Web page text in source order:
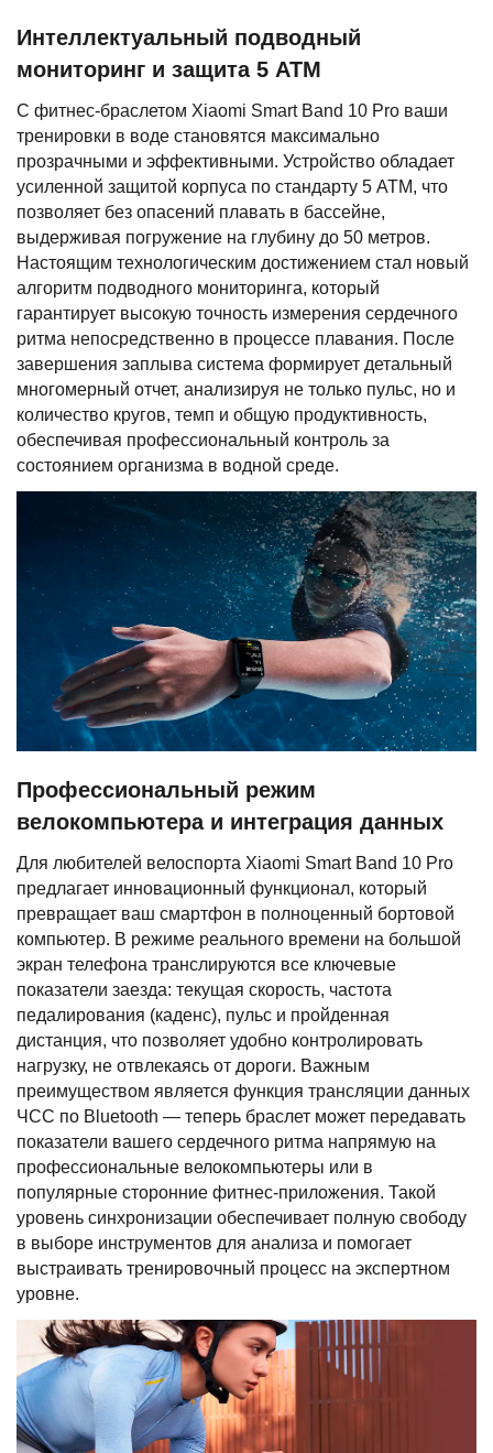
Интеллектуальный подводный
мониторинг и защита 5 ATM
С фитнес-браслетом Xiaomi Smart Band 10 Pro ваши
тренировки в воде становятся максимально
прозрачными и эффективными. Устройство обладает
усиленной защитой корпуса по стандарту 5 ATM, что
позволяет без опасений плавать в бассейне,
выдерживая погружение на глубину до 50 метров.
Настоящим технологическим достижением стал новый
алгоритм подводного мониторинга, который
гарантирует высокую точность измерения сердечного
ритма непосредственно в процессе плавания. После
завершения заплыва система формирует детальный
многомерный отчет, анализируя не только пульс, но и
количество кругов, темп и общую продуктивность,
обеспечивая профессиональный контроль за
состоянием организма в водной среде.
Профессиональный режим
велокомпьютера и интеграция данных
Для любителей велоспорта Xiaomi Smart Band 10 Pro
предлагает инновационный функционал, который
превращает ваш смартфон в полноценный бортовой
компьютер. В режиме реального времени на большой
экран телефона транслируются все ключевые
показатели заезда: текущая скорость, частота
педалирования (каденс), пульс и пройденная
дистанция, что позволяет удобно контролировать
нагрузку, не отвлекаясь от дороги. Важным
преимуществом является функция трансляции данных
ЧСС по Bluetooth — теперь браслет может передавать
показатели вашего сердечного ритма напрямую на
профессиональные велокомпьютеры или в
популярные сторонние фитнес-приложения. Такой
уровень синхронизации обеспечивает полную свободу
в выборе инструментов для анализа и помогает
выстраивать тренировочный процесс на экспертном
уровне.